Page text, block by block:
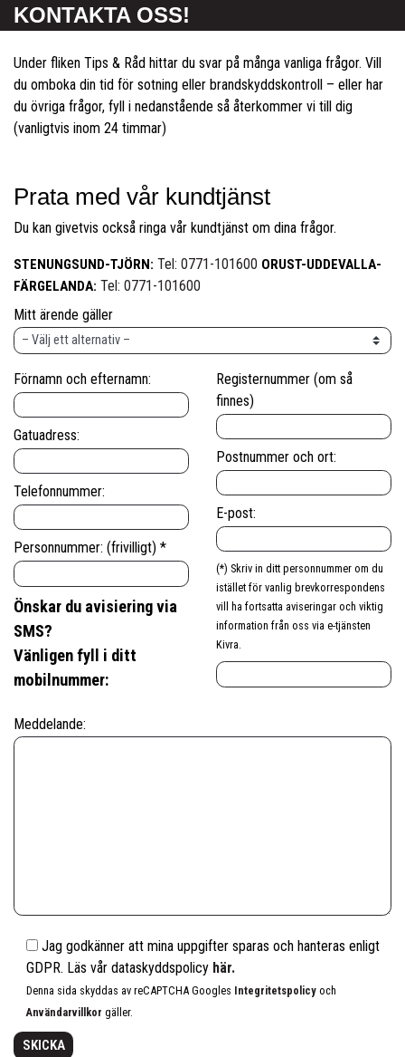
KONTAKTA OSS!
Under fliken Tips & Råd hittar du svar på många vanliga frågor. Vill
du omboka din tid för sotning eller brandskyddskontroll – eller har
du övriga frågor, fyll i nedanstående så återkommer vi till dig
(vanligtvis inom 24 timmar)
Prata med vår kundtjänst
Du kan givetvis också ringa vår kundtjänst om dina frågor.
STENUNGSUND-TJÖRN: Tel: 0771-101600 ORUST-UDDEVALLA-
FÄRGELANDA: Tel: 0771-101600
Mitt ärende gäller
Förnamn och efternamn:
Gatuadress:
Telefonnummer:
Personnummer: (frivilligt) *
Önskar du avisiering via
SMS?
Vänligen fyll i ditt
mobilnummer:
Registernummer (om så
finnes)
Postnummer och ort:
E-post:
(*) Skriv in ditt personnummer om du
istället för vanlig brevkorrespondens
vill ha fortsatta aviseringar och viktig
information från oss via e-tjänsten
Kivra.
Meddelande:
Jag godkänner att mina uppgifter sparas och hanteras enligt
GDPR. Läs vår dataskyddspolicy här.
Denna sida skyddas av reCAPTCHA Googles Integritetspolicy och
Användarvillkor gäller.